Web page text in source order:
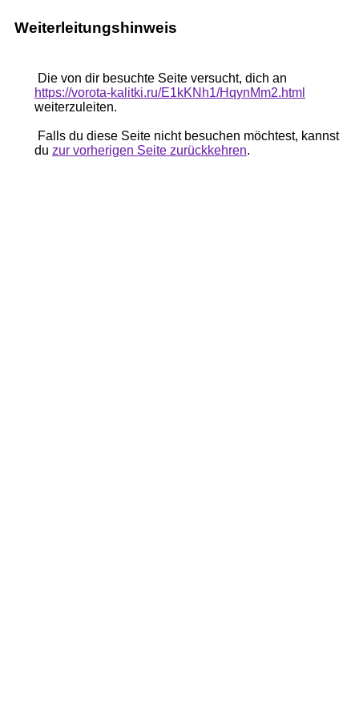
Weiterleitungshinweis
Die von dir besuchte Seite versucht, dich an
https://vorota-kalitki.ru/E1kKNh1/HqynMm2.html
weiterzuleiten.
Falls du diese Seite nicht besuchen möchtest, kannst
du zur vorherigen Seite zurückkehren.